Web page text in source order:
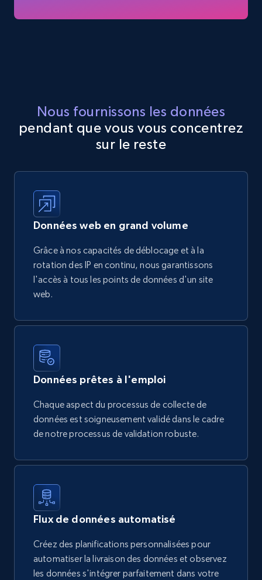
Nous fournissons les données
pendant que vous vous concentrez
sur le reste
Données web en grand volume
Grâce à nos capacités de déblocage et à la
rotation des IP en continu, nous garantissons
l'accès à tous les points de données d'un site
web.
Données prêtes à l'emploi
Chaque aspect du processus de collecte de
données est soigneusement validé dans le cadre
de notre processus de validation robuste.
Flux de données automatisé
Créez des planifications personnalisées pour
automatiser la livraison des données et observez
les données s'intégrer parfaitement dans votre